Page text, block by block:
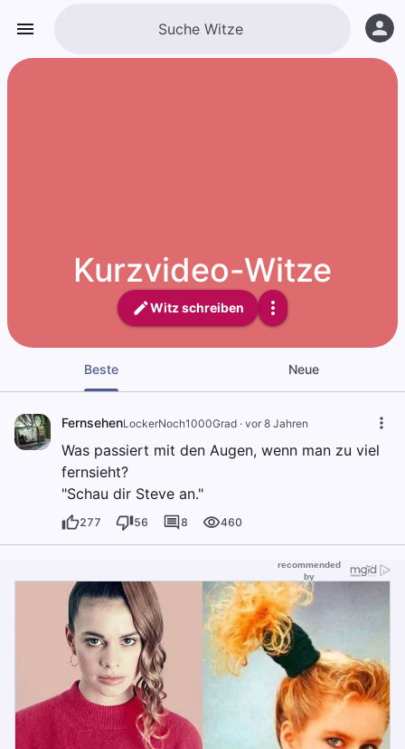
Kurzvideo-Witze
Witz schreiben
Beste Neue
FernsehenLockerNoch1000Grad · vor 8 Jahren
Was passiert mit den Augen, wenn man zu viel
fernsieht?
"Schau dir Steve an."
277 56 8 460